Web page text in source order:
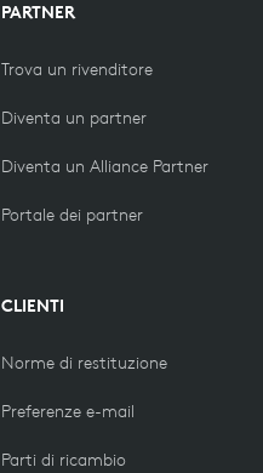
PARTNER
Trova un rivenditore
Diventa un partner
Diventa un Alliance Partner
Portale dei partner
CLIENTI
Norme di restituzione
Preferenze e-mail
Parti di ricambio